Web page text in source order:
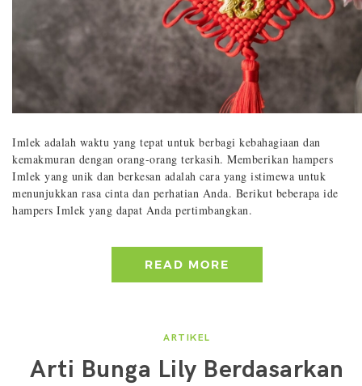
Imlek adalah waktu yang tepat untuk berbagi kebahagiaan dan
kemakmuran dengan orang-orang terkasih. Memberikan hampers
Imlek yang unik dan berkesan adalah cara yang istimewa untuk
menunjukkan rasa cinta dan perhatian Anda. Berikut beberapa ide
hampers Imlek yang dapat Anda pertimbangkan.
READ MORE
ARTIKEL
Arti Bunga Lily Berdasarkan